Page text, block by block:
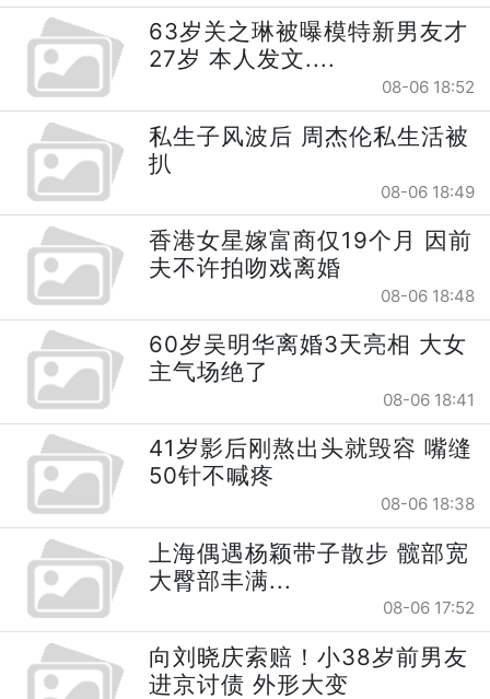
63岁关之琳被曝模特新男友才
27岁 本人发文....
08-06 18:52
私生子风波后 周杰伦私生活被
扒
08-06 18:49
香港女星嫁富商仅19个月 因前
夫不许拍吻戏离婚
08-06 18:48
60岁吴明华离婚3天亮相 大女
主气场绝了
08-06 18:41
41岁影后刚熬出头就毁容 嘴缝
50针不喊疼
08-06 18:38
上海偶遇杨颖带子散步 髋部宽
大臀部丰满...
08-06 17:52
向刘晓庆索赔！小38岁前男友
进京讨债 外形大变